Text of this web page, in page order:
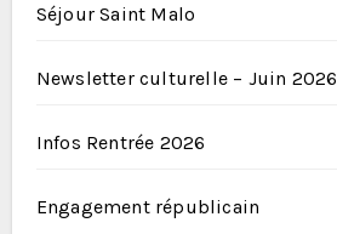
Séjour Saint Malo
Newsletter culturelle – Juin 2026
Infos Rentrée 2026
Engagement républicain